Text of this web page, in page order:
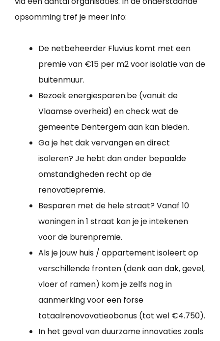
opsomming tref je meer info:
De netbeheerder Fluvius komt met een
premie van €15 per m2 voor isolatie van de
buitenmuur.
Bezoek energiesparen.be (vanuit de
Vlaamse overheid) en check wat de
gemeente Dentergem aan kan bieden.
Ga je het dak vervangen en direct
isoleren? Je hebt dan onder bepaalde
omstandigheden recht op de
renovatiepremie.
Besparen met de hele straat? Vanaf 10
woningen in 1 straat kan je je intekenen
voor de burenpremie.
Als je jouw huis / appartement isoleert op
verschillende fronten (denk aan dak, gevel,
vloer of ramen) kom je zelfs nog in
aanmerking voor een forse
totaalrenovovatieobonus (tot wel €4.750).
In het geval van duurzame innovaties zoals